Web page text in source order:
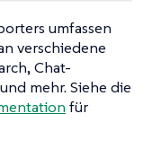
umfassen
verschiedene
Chat-
mehr. Siehe die
für